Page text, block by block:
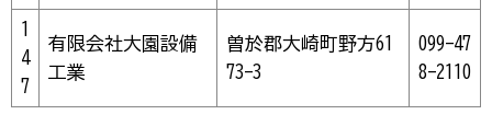
1
4
7
有限会社大園設備
工業
曽於郡大崎町野方61
73-3
099-47
8-2110